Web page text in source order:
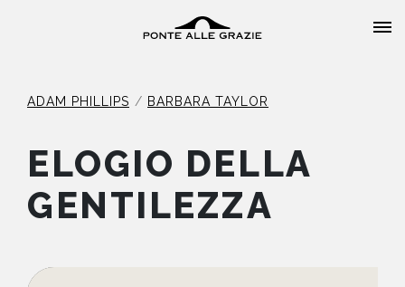
HOME
ADAM PHILLIPS BARBARA TAYLOR
ELOGIO DELLA
GENTILEZZA